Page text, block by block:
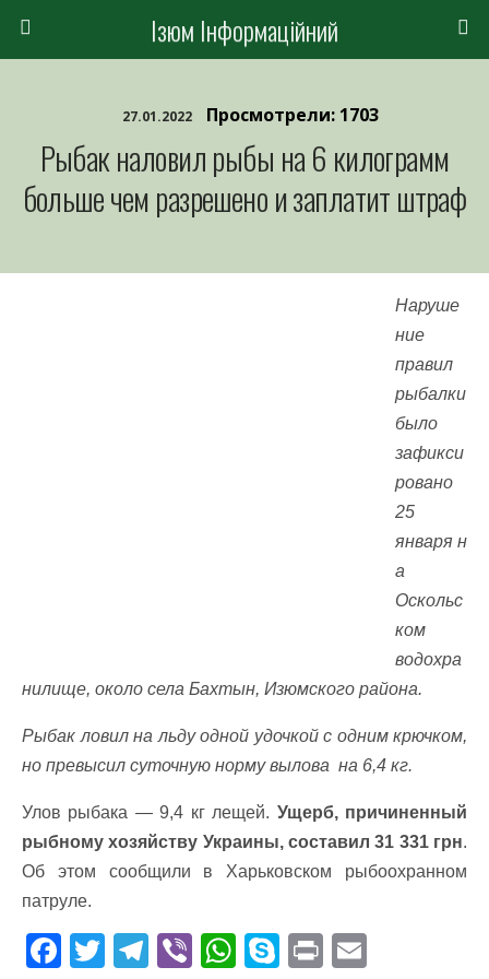
Ізюм Інформаційний
27.01.2022 Просмотрели: 1703
Рыбак наловил рыбы на 6 килограмм
больше чем разрешено и заплатит штраф
Наруше
ние
правил
рыбалки
было
зафикси
ровано
25
января н
а
Оскольс
ком
водохра
нилище, около села Бахтын, Изюмского района.
Рыбак ловил на льду одной удочкой с одним крючком,
но превысил суточную норму вылова на 6,4 кг.
Улов рыбака — 9,4 кг лещей. Ущерб, причиненный
рыбному хозяйству Украины, составил 31 331 грн.
Об этом сообщили в Харьковском рыбоохранном
патруле.
F T T Vi W S Pr